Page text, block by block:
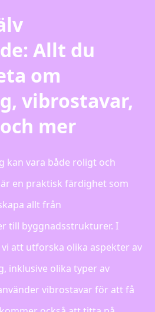
Allt du
om
vibrostavar,
mer
kan vara både roligt och
en praktisk färdighet som
allt från
till byggnadsstrukturer. I
att utforska olika aspekter av
inklusive olika typer av
vibrostavar för att få